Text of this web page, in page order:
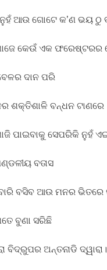
ଆଉ ଗୋଟେ କ’ଣ ଭୟ ଠୁ
କେଉଁ ଏକ ଫରେଷ୍ଟରର
ଦାନ ପରି
ଶକ୍ତିଶାଳି ବନ୍ଧନ ଟାଣରେ
ପାଇବାକୁ ସେପରିକି ନୁହଁ
ବତାସ
ବସିବ ଆଉ ମନର ଭିତରେ
ବୁଣା ସରିଛି
ବିଦ୍ରୁପର ଅନ୍ତନାଡି ଦ୍ୱାରା।